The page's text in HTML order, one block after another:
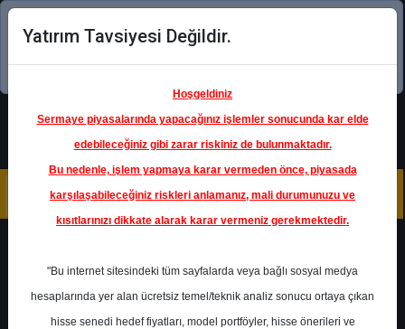
Şimdi uygulamayı indirin!
Ana Sayfa
Raporlar
Yatırım Tavsiyesi Değildir.
Hoşgeldiniz
Sermaye piyasalarında yapacağınız işlemler sonucunda kar elde
edebileceğiniz gibi zarar riskiniz de bulunmaktadır.
Bu nedenle, işlem yapmaya karar vermeden önce, piyasada
karşılaşabileceğiniz riskleri anlamanız, mali durumunuzu ve
kısıtlarınızı dikkate alarak karar vermeniz gerekmektedir.
"Bu internet sitesindeki tüm sayfalarda veya bağlı sosyal medya
hesaplarında yer alan ücretsiz temel/teknik analiz sonucu ortaya çıkan
hisse senedi hedef fiyatları, model portföyler, hisse önerileri ve